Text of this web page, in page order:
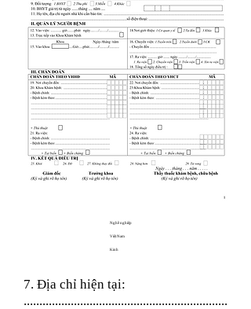
Nghề nghiệp
Việt Nam
Kinh
7. Địa chỉ hiện tại:
.................................................................